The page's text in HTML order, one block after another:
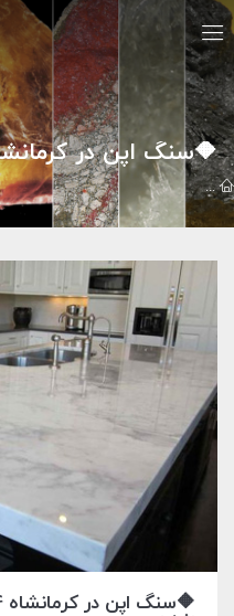
مقالات سنگ هاي تزئيني